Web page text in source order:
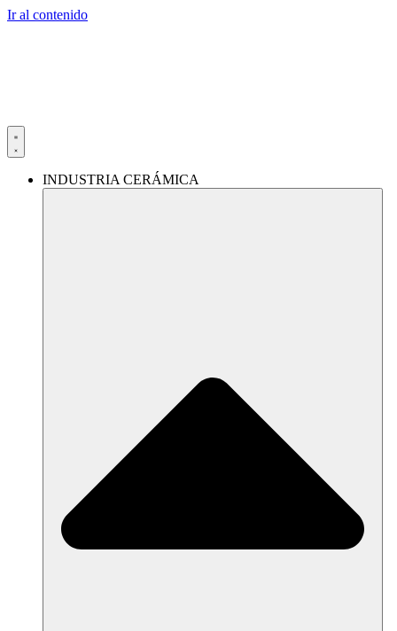
Ir al contenido
INDUSTRIA CERÁMICA